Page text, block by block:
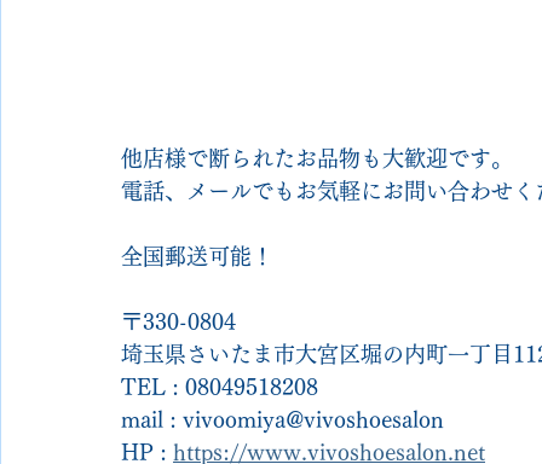
他店様で断られたお品物も大歓迎です。
電話、メールでもお気軽にお問い合わせく
全国郵送可能！
〒330-0804
埼玉県さいたま市大宮区堀の内町一丁目
TEL : 08049518208
mail : vivoomiya@vivoshoesalon
HP : https://www.vivoshoesalon.net